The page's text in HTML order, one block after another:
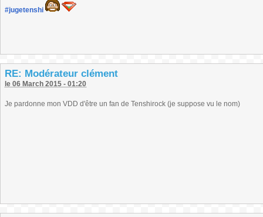
#jugetenshi
RE: Modérateur clément
le 06 March 2015 - 01:20
Je pardonne mon VDD d'être un fan de Tenshirock (je suppose vu le nom)